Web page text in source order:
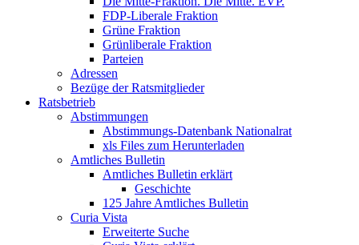
FDP-Liberale Fraktion
Grüne Fraktion
Grünliberale Fraktion
Parteien
Adressen
Bezüge der Ratsmitglieder
Ratsbetrieb
Abstimmungen
Abstimmungs-Datenbank Nationalrat
xls Files zum Herunterladen
Amtliches Bulletin
Amtliches Bulletin erklärt
Geschichte
125 Jahre Amtliches Bulletin
Curia Vista
Erweiterte Suche